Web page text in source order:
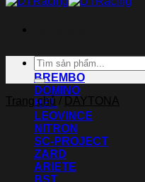
ACCOSSATO
BREMBO
DOMINO
HEL
LEOVINCE
NITRON
SC-PROJECT
ZARD
ARIETE
BST
Tìm
kiếm:
Trang chủ / DAYTONA